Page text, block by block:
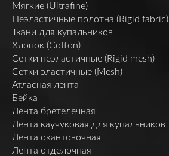
Мягкие (Ultrafine)
Неэластичные полотна (Rigid fabric)
Ткани для купальников
Хлопок (Cotton)
Сетки неэластичные (Rigid mesh)
Сетки эластичные (Mesh)
Атласная лента
Бейка
Лента бретелечная
Лента каучуковая для купальников
Лента окантовочная
Лента отделочная